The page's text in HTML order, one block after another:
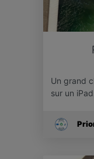
Un grand
sur un